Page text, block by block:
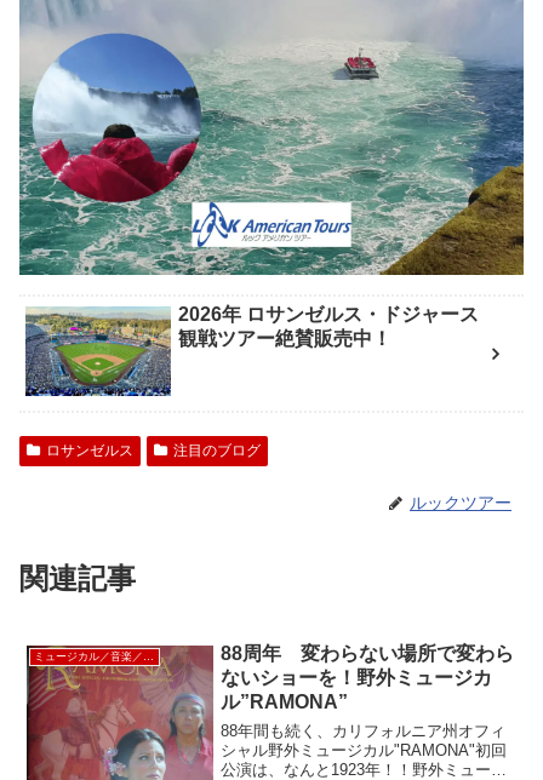
2026年 ロサンゼルス・ドジャース
観戦ツアー絶賛販売中！
ロサンゼルス 注目のブログ
ルックツアー
関連記事
88周年 変わらない場所で変わら
ないショーを！野外ミュージカ
ル”RAMONA”
88年間も続く、カリフォルニア州オフィ
シャル野外ミュージカル"RAMONA"初回
公演は、なんと1923年！！野外ミュージ